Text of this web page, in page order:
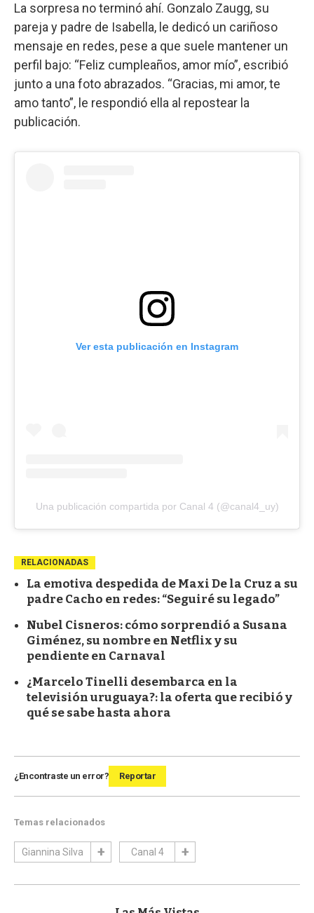
La sorpresa no terminó ahí. Gonzalo Zaugg, su
pareja y padre de Isabella, le dedicó un cariñoso
mensaje en redes, pese a que suele mantener un
perfil bajo: “Feliz cumpleaños, amor mío”, escribió
junto a una foto abrazados. “Gracias, mi amor, te
amo tanto”, le respondió ella al repostear la
publicación.
Ver esta publicación en Instagram
Una publicación compartida por Canal 4 (@canal4_uy)
RELACIONADAS
La emotiva despedida de Maxi De la Cruz a su
padre Cacho en redes: “Seguiré su legado”
Nubel Cisneros: cómo sorprendió a Susana
Giménez, su nombre en Netflix y su
pendiente en Carnaval
¿Marcelo Tinelli desembarca en la
televisión uruguaya?: la oferta que recibió y
qué se sabe hasta ahora
¿Encontraste un error? Reportar
Temas relacionados
Giannina Silva Canal 4